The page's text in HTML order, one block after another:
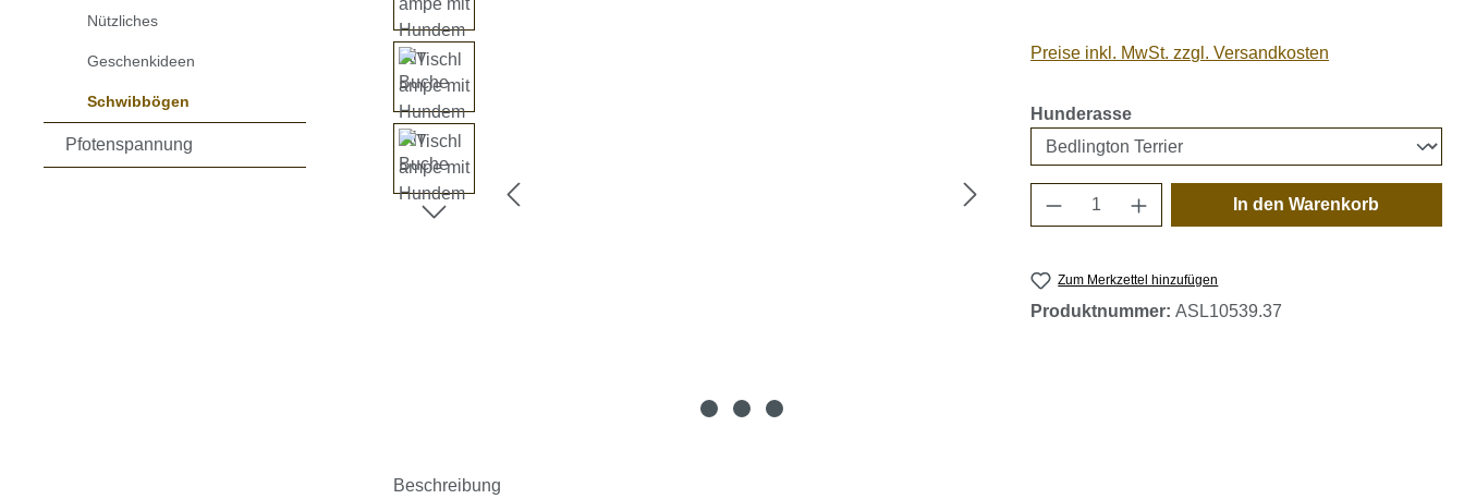
Nützliches
Geschenkideen
Schwibbögen
Pfotenspannung
Preise inkl. MwSt. zzgl. Versandkosten
Hunderasseauswählen
Produkt Anzahl: Gib den
In den Warenkorb
Zum Merkzettel hinzufügen
Produktnummer:ASL10539.37
Beschreibung